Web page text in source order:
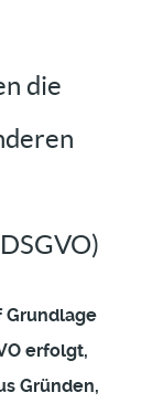
die
Grundlage
erfolgt,
Gründen,